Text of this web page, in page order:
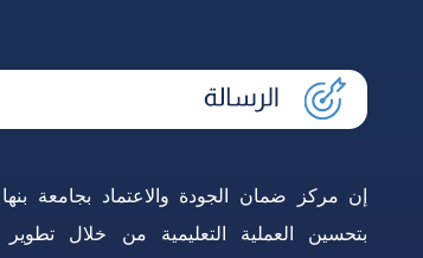
إن مركز ضمان الجودة والاعتماد بجامعة
بتحسين العملية التعليمية من خلال